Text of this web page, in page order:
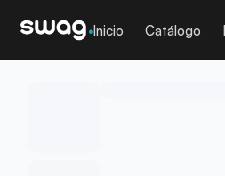
Inicio Catálogo